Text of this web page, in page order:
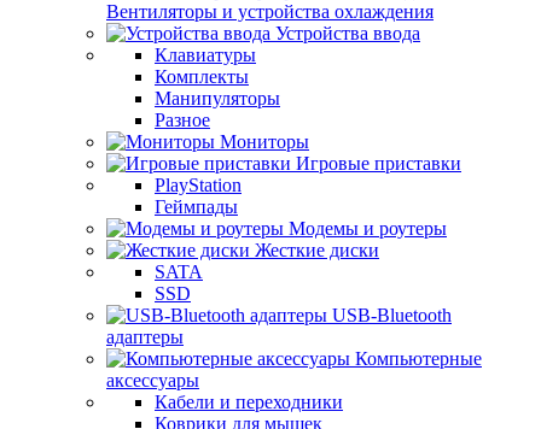
Вентиляторы и устройства охлаждения
Устройства ввода
Клавиатуры
Комплекты
Манипуляторы
Разное
Мониторы
Игровые приставки
PlayStation
Геймпады
Модемы и роутеры
Жесткие диски
SATA
SSD
USB-Bluetooth
адаптеры
Компьютерные
аксессуары
Кабели и переходники
Коврики для мышек